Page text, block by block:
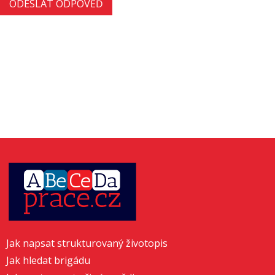
Jak napsat strukturovaný životopis
Jak hledat brigádu